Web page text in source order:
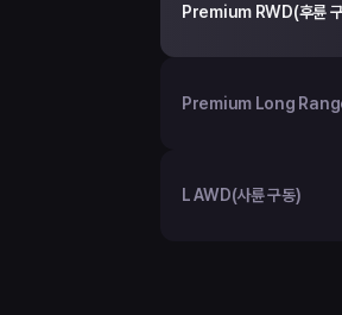
Premium RWD(후륜
Premium Long
L AWD(사륜 구동)